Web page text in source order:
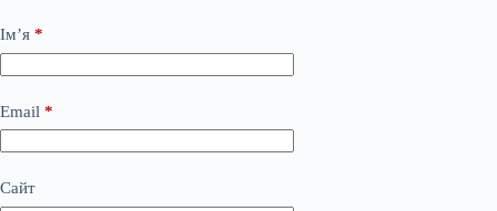
Ім’я *
Email *
Сайт